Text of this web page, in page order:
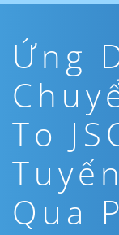
Ứng
To
Qua